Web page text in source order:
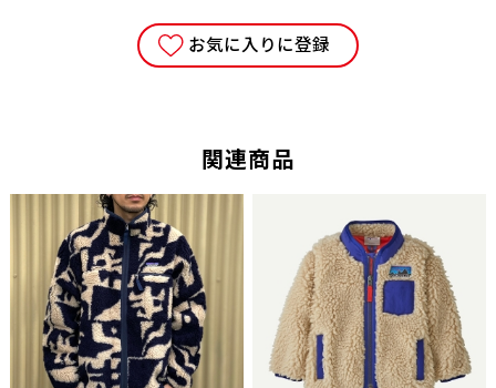
・当サイトに掲載している商品は、実店舗でも同時に販売しております。
サイトよりご注文を頂いた時点で、まれに実店舗にて完売し欠品の場合が
ございます。 今後の入荷予定を確認して入荷が困難な場合は、誠に勝手
・こちらの商品は、初期の製品不良以外での返品・交換はお断りさせて頂
お気に入りに登録
関連商品